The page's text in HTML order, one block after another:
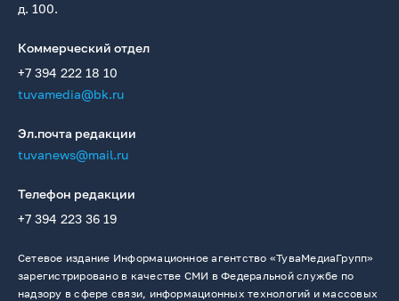
д. 100.
Коммерческий отдел
+7 394 222 18 10
tuvamedia@bk.ru
Эл.почта редакции
tuvanews@mail.ru
Телефон редакции
+7 394 223 36 19
Сетевое издание Информационное агентство «ТуваМедиаГрупп»
зарегистрировано в качестве СМИ в Федеральной службе по
надзору в сфере связи, информационных технологий и массовых